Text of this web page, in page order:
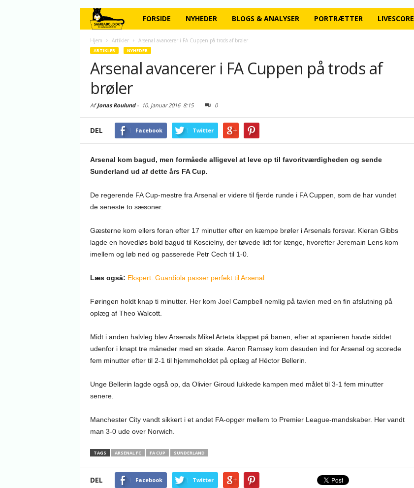
FORSIDE NYHEDER BLOGS & ANALYSER PORTRÆTTER LIVESCORE
Hjem Artikler Arsenal avancerer i FA Cuppen på trods af brøler
ARTIKLER NYHEDER
Arsenal avancerer i FA Cuppen på trods af
brøler
AfJonas Roulund- 10. januar 20168:15 0
DEL Facebook Twitter
Arsenal kom bagud, men formåede alligevel at leve op til favoritværdigheden og sende
Sunderland ud af dette års FA Cup.
De regerende FA Cup-mestre fra Arsenal er videre til fjerde runde i FA Cuppen, som de har vundet
de seneste to sæsoner.
Gæsterne kom ellers foran efter 17 minutter efter en kæmpe brøler i Arsenals forsvar. Kieran Gibbs
lagde en hovedløs bold bagud til Koscielny, der tøvede lidt for længe, hvorefter Jeremain Lens kom
imellem og løb ned og passerede Petr Cech til 1-0.
Læs også: Ekspert: Guardiola passer perfekt til Arsenal
Føringen holdt knap ti minutter. Her kom Joel Campbell nemlig på tavlen med en fin afslutning på
oplæg af Theo Walcott.
Midt i anden halvleg blev Arsenals Mikel Arteta klappet på banen, efter at spanieren havde siddet
udenfor i knapt tre måneder med en skade. Aaron Ramsey kom desuden ind for Arsenal og scorede
fem minutter efter til 2-1 til hjemmeholdet på oplæg af Héctor Bellerin.
Unge Bellerin lagde også op, da Olivier Giroud lukkede kampen med målet til 3-1 fem minutter
senere.
Manchester City vandt sikkert i et andet FA-opgør mellem to Premier League-mandskaber. Her vandt
man 3-0 ude over Norwich.
TAGS ARSENAL FC FA CUP SUNDERLAND
DEL Facebook Twitter